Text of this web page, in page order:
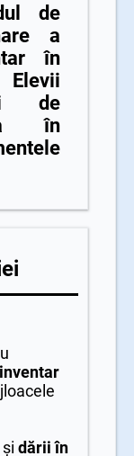
de
a
în
Elevii
de
în
și dării în